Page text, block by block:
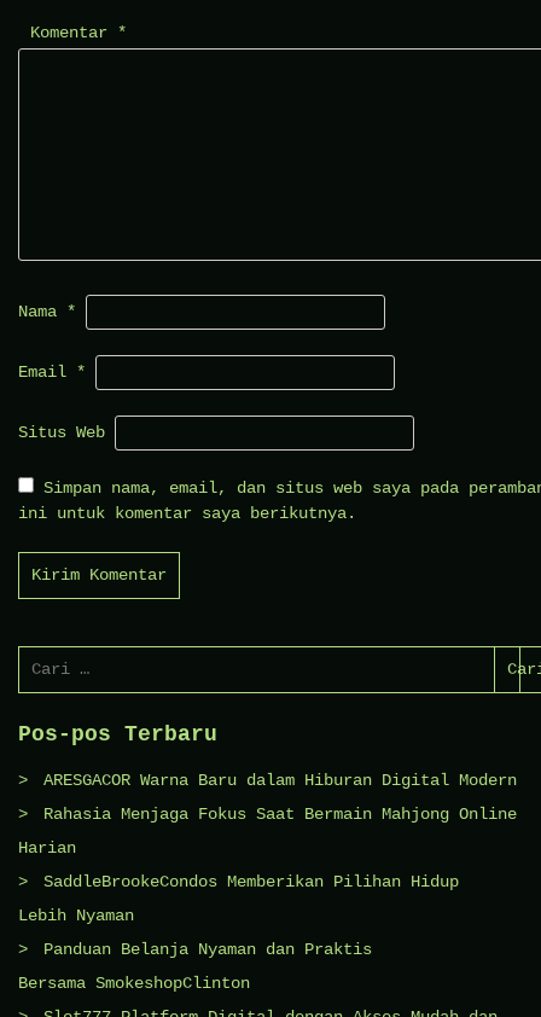
Komentar *
Nama *
Email *
Situs Web
Simpan nama, email, dan situs web saya pada
ini untuk komentar saya berikutnya.
Pos-pos Terbaru
ARESGACOR Warna Baru dalam Hiburan Digital Modern
Rahasia Menjaga Fokus Saat Bermain Mahjong Online
Harian
SaddleBrookeCondos Memberikan Pilihan Hidup
Lebih Nyaman
Panduan Belanja Nyaman dan Praktis
Bersama SmokeshopClinton